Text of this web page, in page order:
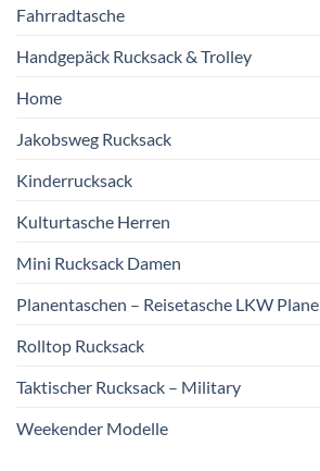
Fahrradtasche
Handgepäck Rucksack & Trolley
Home
Jakobsweg Rucksack
Kinderrucksack
Kulturtasche Herren
Mini Rucksack Damen
Planentaschen – Reisetasche LKW Plane
Rolltop Rucksack
Taktischer Rucksack – Military
Weekender Modelle